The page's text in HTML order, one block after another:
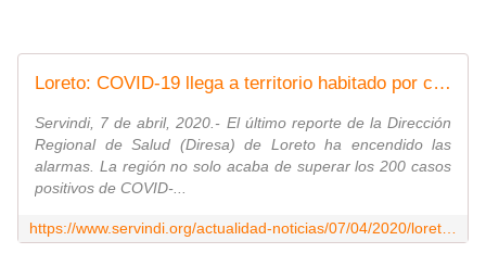
Loreto: COVID-19 llega a territorio habitado por comunidades indígenas
Servindi, 7 de abril, 2020.- El último reporte de la Dirección
Regional de Salud (Diresa) de Loreto ha encendido las
alarmas. La región no solo acaba de superar los 200 casos
positivos de COVID-...